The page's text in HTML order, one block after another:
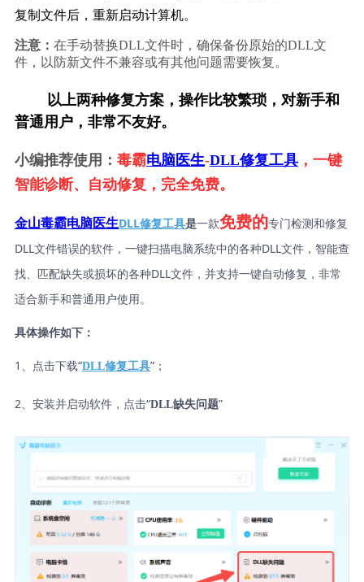
复制文件后，重新启动计算机。
注意： 在手动替换DLL文件时，确保备份原始的DLL文
件，以防新文件不兼容或有其他问题需要恢复。
以上两种修复方案，操作比较繁琐，对新手和
普通用户，非常不友好。
小编推荐使用： 毒霸电脑医生-DLL修复工具，一键
智能诊断、自动修复，完全免费。
金山毒霸电脑医生DLL修复工具是一款免费的专门检测和修复
DLL文件错误的软件，一键扫描电脑系统中的各种DLL文件，智能查
找、匹配缺失或损坏的各种DLL文件，并支持一键自动修复，非常
适合新手和普通用户使用。
具体操作如下：
1、点击下载“DLL修复工具”；
2、安装并启动软件，点击“DLL缺失问题”